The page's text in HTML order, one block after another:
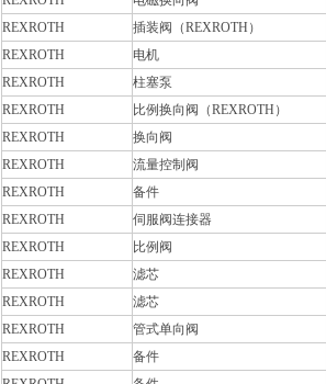
REXROTH
插装阀（REXROTH）
REXROTH
电机
REXROTH
柱塞泵
REXROTH
比例换向阀（REXROTH）
REXROTH
换向阀
REXROTH
流量控制阀
REXROTH
备件
REXROTH
伺服阀连接器
REXROTH
比例阀
REXROTH
滤芯
REXROTH
滤芯
REXROTH
管式单向阀
REXROTH
备件